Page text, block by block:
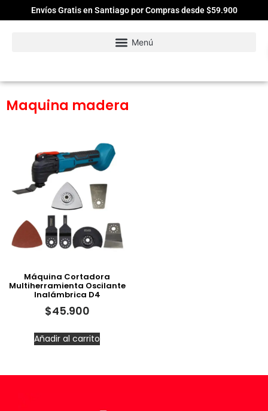
Envíos Gratis en Santiago por Compras desde $59.900
Maquina madera
Máquina Cortadora
Multiherramienta Oscilante
Inalámbrica D4
$45.900
Añadir al carrito